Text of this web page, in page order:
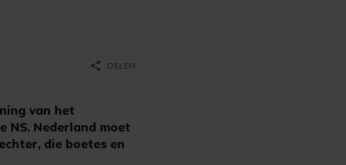
van het
NS. Nederland moet
die boetes en
share DELEN